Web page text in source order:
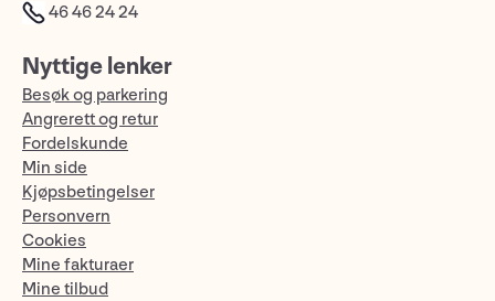
46 46 24 24
Nyttige lenker
Besøk og parkering
Angrerett og retur
Fordelskunde
Min side
Kjøpsbetingelser
Personvern
Cookies
Mine fakturaer
Mine tilbud